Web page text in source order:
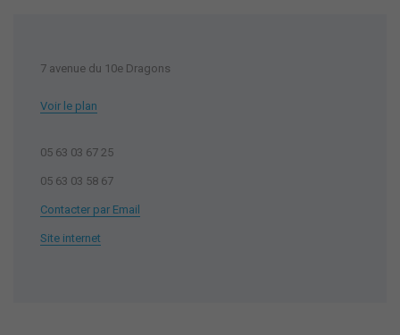
7 avenue du 10e Dragons
Voir le plan
05 63 03 67 25
05 63 03 58 67
Contacter par Email
Site internet